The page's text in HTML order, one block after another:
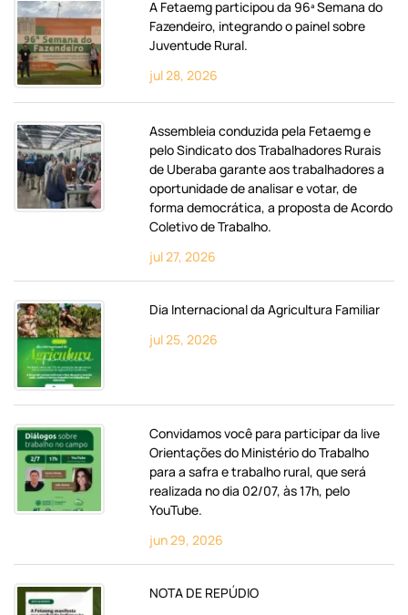
A Fetaemg participou da 96ª Semana do
Fazendeiro, integrando o painel sobre
Juventude Rural.
jul 28, 2026
Assembleia conduzida pela Fetaemg e
pelo Sindicato dos Trabalhadores Rurais
de Uberaba garante aos trabalhadores a
oportunidade de analisar e votar, de
forma democrática, a proposta de Acordo
Coletivo de Trabalho.
jul 27, 2026
Dia Internacional da Agricultura Familiar
jul 25, 2026
Convidamos você para participar da live
Orientações do Ministério do Trabalho
para a safra e trabalho rural, que será
realizada no dia 02/07, às 17h, pelo
YouTube.
jun 29, 2026
NOTA DE REPÚDIO